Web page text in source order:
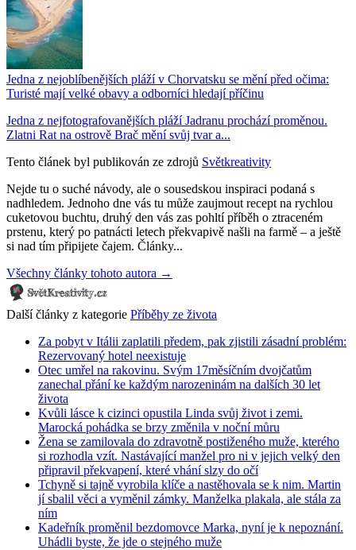
Jedna z nejoblíbenějších pláží v Chorvatsku se mění před očima:
Turisté mají velké obavy a odborníci hledají příčinu
Jedna z nejfotografovanějších pláží Jadranu prochází proměnou.
Zlatni Rat na ostrově Brač mění svůj tvar a...
Tento článek byl publikován ze zdrojů Světkreativity
Nejde tu o suché návody, ale o sousedskou inspiraci podaná s
nadhledem. Jednoho dne vás tu může zaujmout recept na rychlou
cuketovou buchtu, druhý den vás zas pohltí příběh o ztraceném
prstenu, který po patnácti letech překvapivě našli na farmě – a ještě
si nad tím připijete čajem. Články...
Všechny články tohoto autora →
Další články z kategorie Příběhy ze života
Za pobyt v Itálii zaplatili předem, pak zjistili zásadní problém:
Rezervovaný hotel neexistuje
Otec umřel na rakovinu. Svým 17měsíčním dvojčatům
zanechal přání ke každým narozeninám na dalších 30 let
života
Kvůli lásce k cizinci opustila Linda svůj život i zemi.
Marocká pohádka se brzy změnila v noční můru
Žena se zamilovala do zdravotně postiženého muže, kterého
si rozhodla vzít. Nastávající manžel pro ni v jejich velký den
připravil překvapení, které vhání slzy do očí
Tchyně si tajně vyrobila klíče a nastěhovala se k nim. Martin
jí sbalil věci a vyměnil zámky. Manželka plakala, ale stála za
ním
Kadeřník proměnil bezdomovce Marka, nyní je k nepoznání.
Uhádli byste, že jde o stejného muže